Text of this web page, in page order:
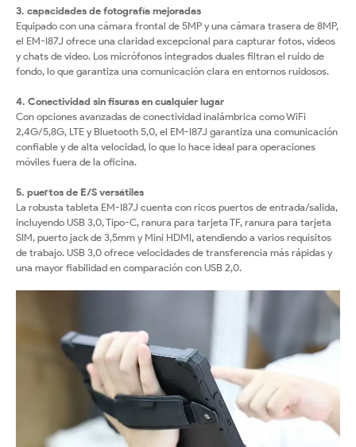
3. capacidades de fotografía mejoradas
Equipado con una cámara frontal de 5MP y una cámara trasera de 8MP,
el EM-I87J ofrece una claridad excepcional para capturar fotos, videos
y chats de video. Los micrófonos integrados duales filtran el ruido de
fondo, lo que garantiza una comunicación clara en entornos ruidosos.
4. Conectividad sin fisuras en cualquier lugar
Con opciones avanzadas de conectividad inalámbrica como WiFi
2,4G/5,8G, LTE y Bluetooth 5,0, el EM-I87J garantiza una comunicación
confiable y de alta velocidad, lo que lo hace ideal para operaciones
móviles fuera de la oficina.
5. puertos de E/S versátiles
La robusta tableta EM-I87J cuenta con ricos puertos de entrada/salida,
incluyendo USB 3,0, Tipo-C, ranura para tarjeta TF, ranura para tarjeta
SIM, puerto jack de 3,5mm y Mini HDMI, atendiendo a varios requisitos
de trabajo. USB 3,0 ofrece velocidades de transferencia más rápidas y
una mayor fiabilidad en comparación con USB 2,0.